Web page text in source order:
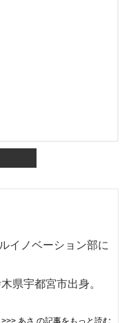
イノベーション部に
県宇都宮市出身。
>>> あさ の記事をもっと読む